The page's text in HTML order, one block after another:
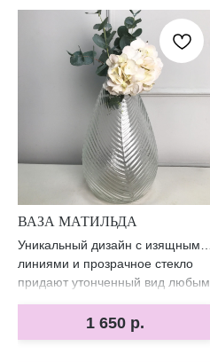
ВАЗА МАТИЛЬДА
Уникальный дизайн с изящными
линиями и прозрачное стекло
придают утонченный вид любым
цветам.
1 650 р.